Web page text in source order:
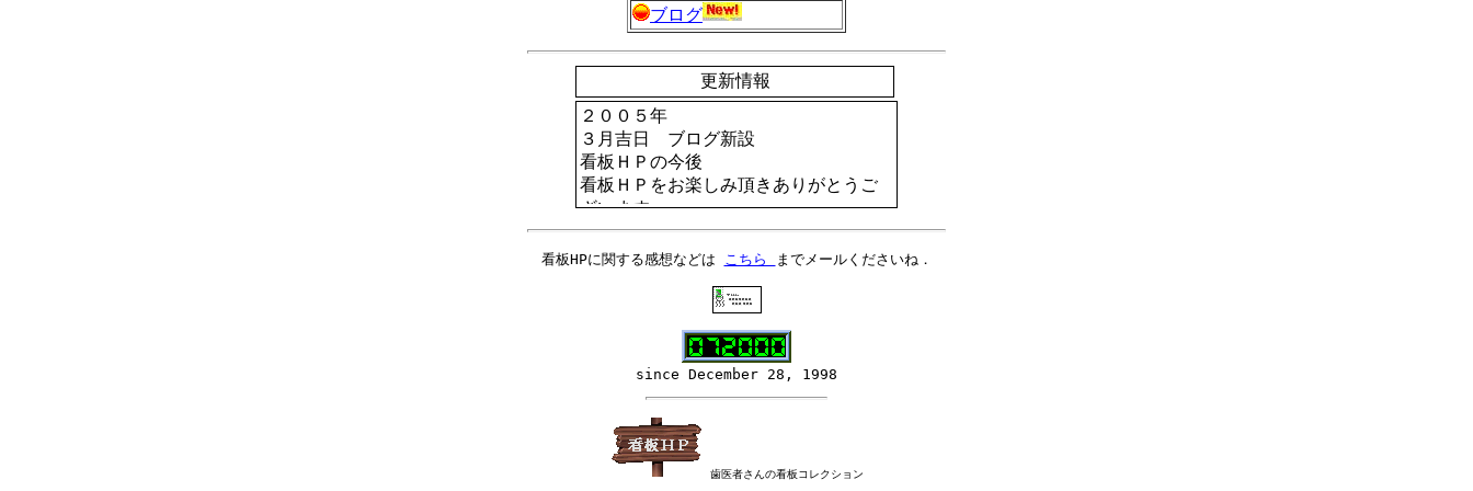
ブログ
更新情報
看板HPに関する感想などは こちら までメールくださいね．
since December 28, 1998
歯医者さんの看板コレクション